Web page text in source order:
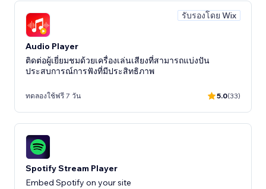
รับรองโดย Wix
Audio Player
ติดต่อผู้เยี่ยมชมด้วยเครื่องเล่นเสียงที่สามารถแบ่งปัน
ประสบการณ์การฟังที่มีประสิทธิภาพ
ทดลองใช้ฟรี 7 วัน 5.0(33)
Spotify Stream Player
Embed Spotify on your site